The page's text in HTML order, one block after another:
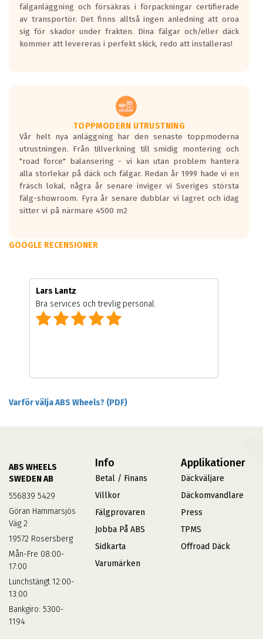
fälganläggning och försäkras i förpackningar certifierade
av transportör. Det finns alltså ingen anledning att oroa
sig för skador under frakten. Dina fälgar och/eller däck
kommer att levereras i perfekt skick, redo att installeras!
TOPPMODERN UTRUSTNING
Vår helt nya anläggning har den senaste toppmoderna
utrustningen. Från tillverkning till smidig montering och
"road force" balansering - vi kan utan problem hantera
alla storlekar på däck och fälgar. Redan år 1999 hade vi en
fräsch lokal, några år senare inviger vi Sveriges största
fälg-showroom. Fyra år senare dubblar vi lagret och idag
sitter vi på närmare 4500 m2
GOOGLE RECENSIONER
Lars Lantz
Bra services och trevlig personal.
Varför välja ABS Wheels? (PDF)
ABS WHEELS
SWEDEN AB
556839 5429
Göran Hammarsjös
Väg 2
19572 Rosersberg
Mån-Fre 08:00-
17:00
Lunchstängt 12:00-
13:00
Bankgiro: 5300-
1194
Info
Betal / Finans
Villkor
Fälgprovaren
Jobba På ABS
Sidkarta
Varumärken
Applikationer
Däckväljare
Däckomvandlare
Press
TPMS
Offroad Däck